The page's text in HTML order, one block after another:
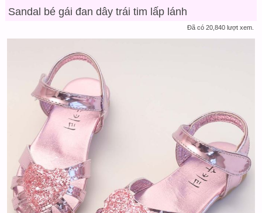
Sandal bé gái đan dây trái tim lấp lánh
Đã có 20,840 lượt xem.